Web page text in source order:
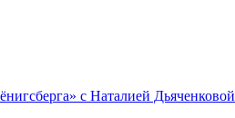
с Наталией Дьяченковой